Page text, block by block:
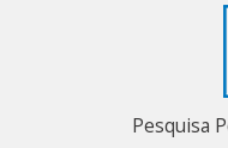
Pesquisa